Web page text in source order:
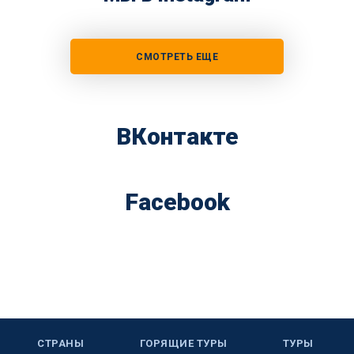
СМОТРЕТЬ ЕЩЕ
ВКонтакте
Facebook
СТРАНЫ ГОРЯЩИЕ ТУРЫ ТУРЫ